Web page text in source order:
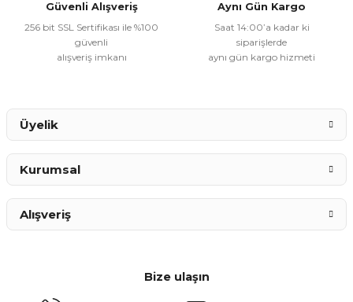
Güvenli Alışveriş
256 bit SSL Sertifikası ile %100
güvenli
alışveriş imkanı
Aynı Gün Kargo
Saat 14:00’a kadar ki
siparişlerde
aynı gün kargo hizmeti
Bize ulaşın
Üyelik
Kurumsal
Alışveriş